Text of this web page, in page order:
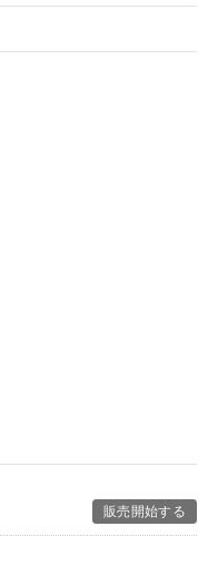
販売開始する